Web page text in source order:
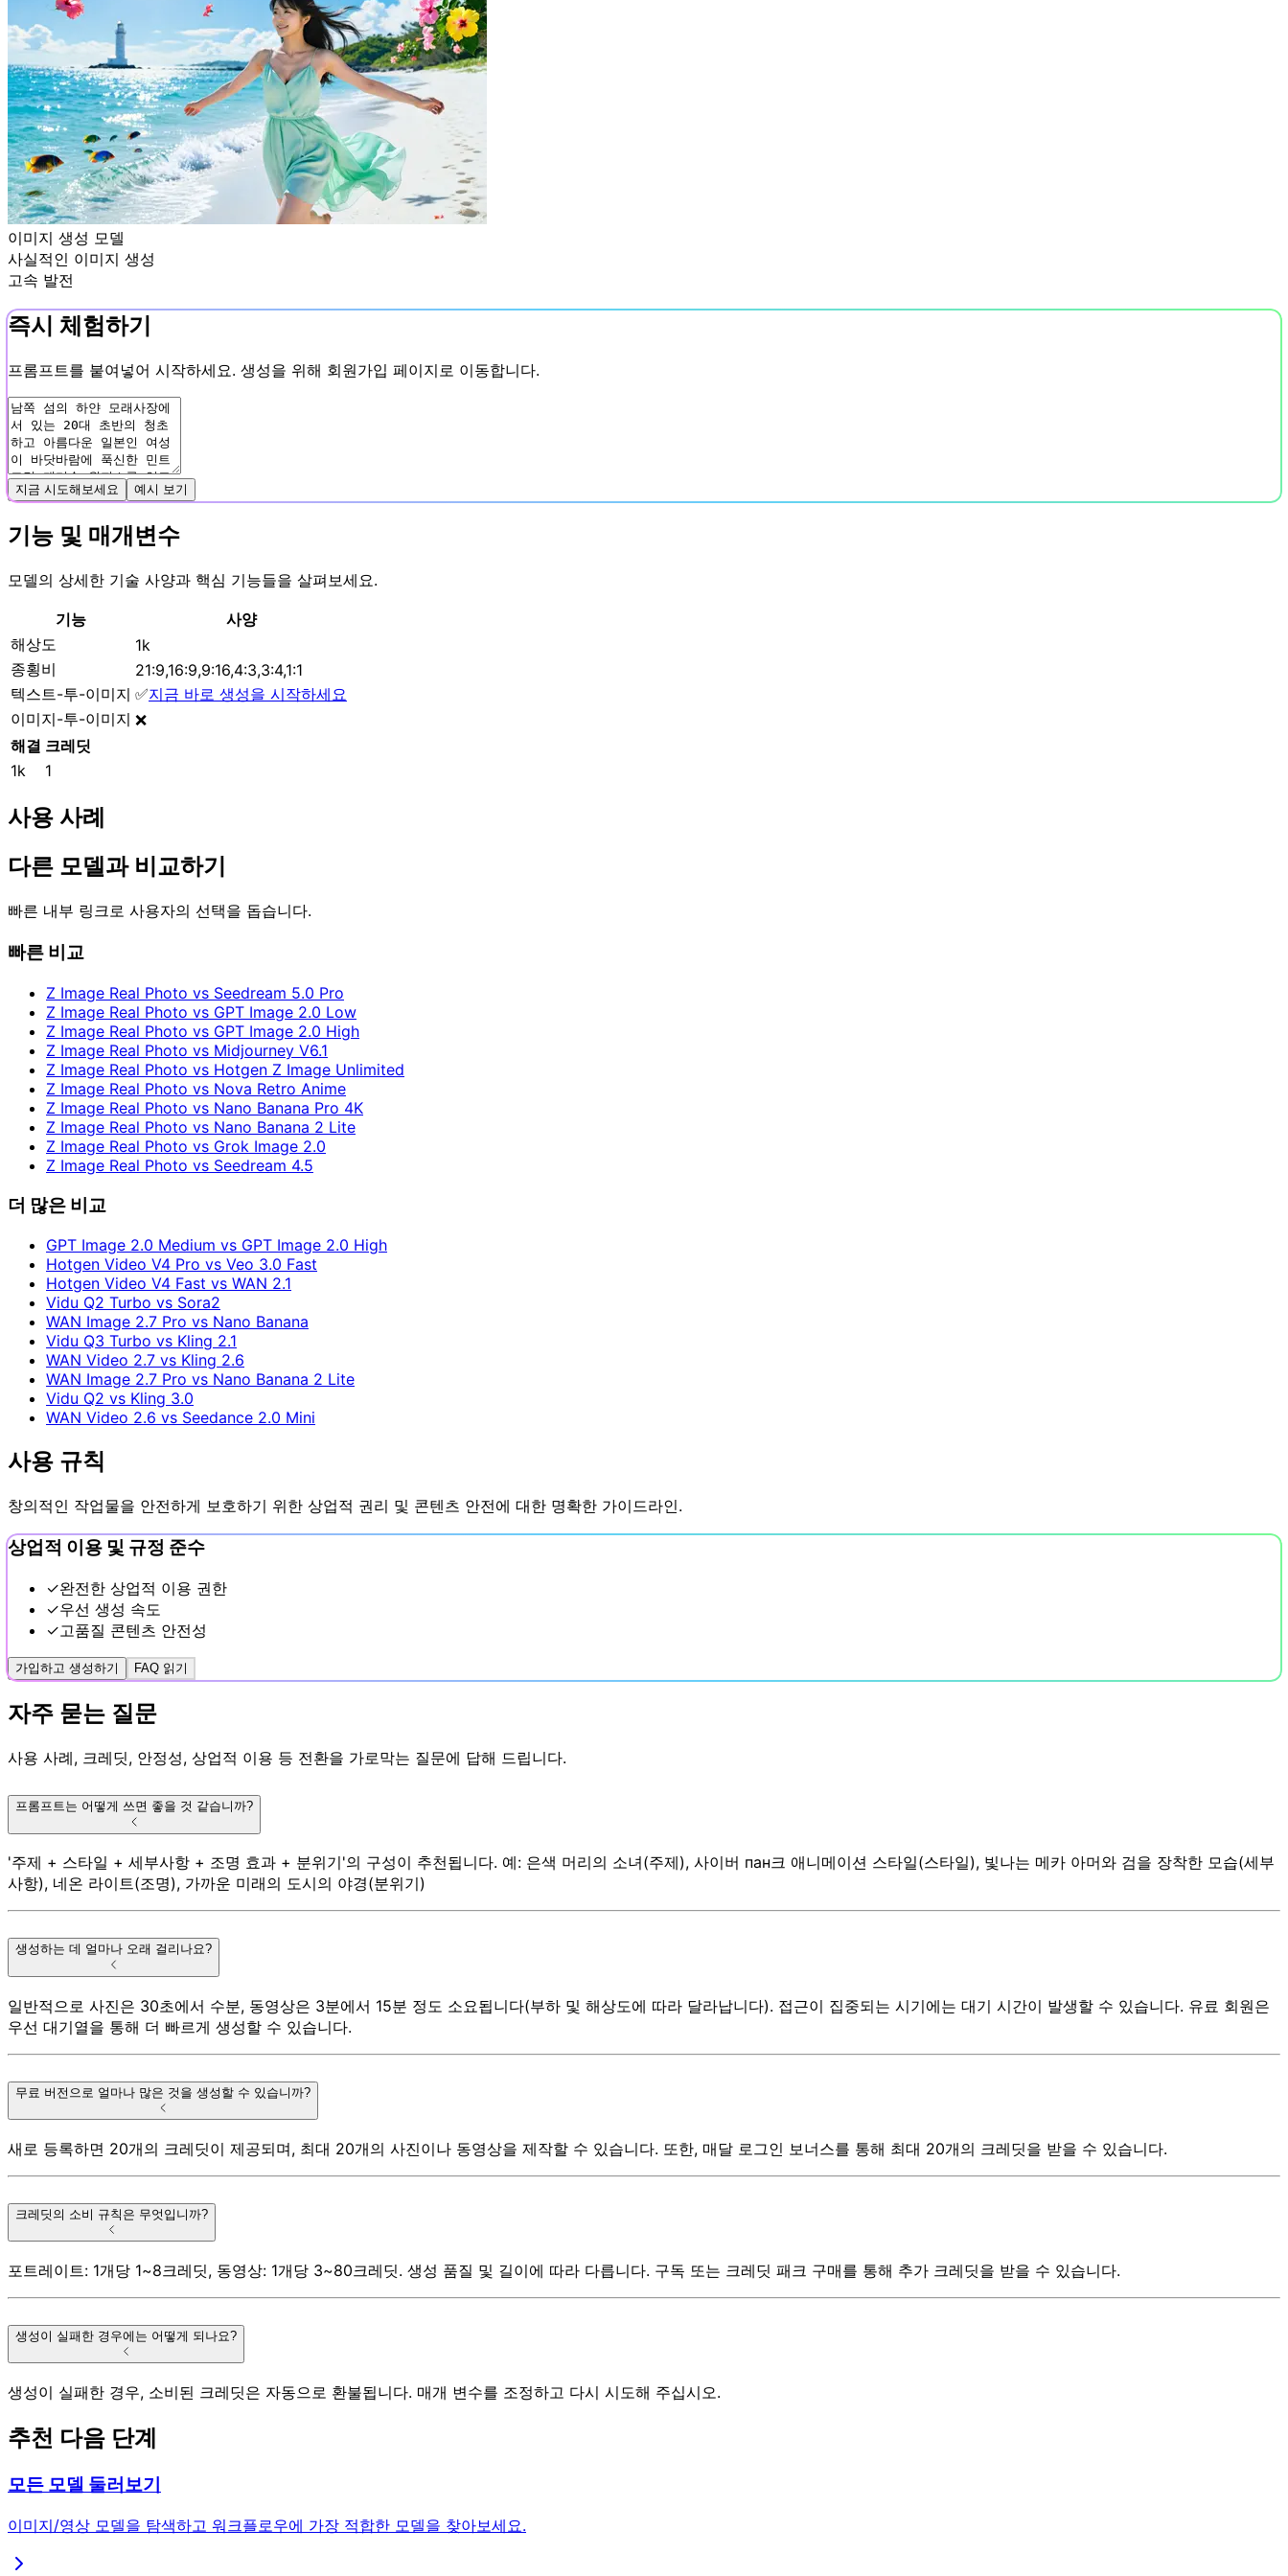
이미지 생성 모델
사실적인 이미지 생성
고속 발전
즉시 체험하기
프롬프트를 붙여넣어 시작하세요. 생성을 위해 회원가입 페이지로 이동합니다.
지금 시도해보세요 예시 보기
기능 및 매개변수
모델의 상세한 기술 사양과 핵심 기능들을 살펴보세요.
기능
사양
해상도
1k
종횡비
21:9,16:9,9:16,4:3,3:4,1:1
텍스트-투-이미지 ✅지금 바로 생성을 시작하세요
이미지-투-이미지 ❌
해결 크레딧
1k
1
사용 사례
다른 모델과 비교하기
빠른 내부 링크로 사용자의 선택을 돕습니다.
빠른 비교
Z Image Real Photo vs Seedream 5.0 Pro
Z Image Real Photo vs GPT Image 2.0 Low
Z Image Real Photo vs GPT Image 2.0 High
Z Image Real Photo vs Midjourney V6.1
Z Image Real Photo vs Hotgen Z Image Unlimited
Z Image Real Photo vs Nova Retro Anime
Z Image Real Photo vs Nano Banana Pro 4K
Z Image Real Photo vs Nano Banana 2 Lite
Z Image Real Photo vs Grok Image 2.0
Z Image Real Photo vs Seedream 4.5
더 많은 비교
GPT Image 2.0 Medium vs GPT Image 2.0 High
Hotgen Video V4 Pro vs Veo 3.0 Fast
Hotgen Video V4 Fast vs WAN 2.1
Vidu Q2 Turbo vs Sora2
WAN Image 2.7 Pro vs Nano Banana
Vidu Q3 Turbo vs Kling 2.1
WAN Video 2.7 vs Kling 2.6
WAN Image 2.7 Pro vs Nano Banana 2 Lite
Vidu Q2 vs Kling 3.0
WAN Video 2.6 vs Seedance 2.0 Mini
사용 규칙
창의적인 작업물을 안전하게 보호하기 위한 상업적 권리 및 콘텐츠 안전에 대한 명확한 가이드라인.
상업적 이용 및 규정 준수
✓완전한 상업적 이용 권한
✓우선 생성 속도
✓고품질 콘텐츠 안전성
가입하고 생성하기 FAQ 읽기
자주 묻는 질문
사용 사례, 크레딧, 안정성, 상업적 이용 등 전환을 가로막는 질문에 답해 드립니다.
프롬프트는 어떻게 쓰면 좋을 것 같습니까?
'주제 + 스타일 + 세부사항 + 조명 효과 + 분위기'의 구성이 추천됩니다. 예: 은색 머리의 소녀(주제), 사이버 пан크 애니메이션 스타일(스타일), 빛나는 메카 아머와 검을 장착한 모습(세부
사항), 네온 라이트(조명), 가까운 미래의 도시의 야경(분위기)
생성하는 데 얼마나 오래 걸리나요?
일반적으로 사진은 30초에서 수분, 동영상은 3분에서 15분 정도 소요됩니다(부하 및 해상도에 따라 달라납니다). 접근이 집중되는 시기에는 대기 시간이 발생할 수 있습니다. 유료 회원은
우선 대기열을 통해 더 빠르게 생성할 수 있습니다.
무료 버전으로 얼마나 많은 것을 생성할 수 있습니까?
새로 등록하면 20개의 크레딧이 제공되며, 최대 20개의 사진이나 동영상을 제작할 수 있습니다. 또한, 매달 로그인 보너스를 통해 최대 20개의 크레딧을 받을 수 있습니다.
크레딧의 소비 규칙은 무엇입니까?
포트레이트: 1개당 1~8크레딧, 동영상: 1개당 3~80크레딧. 생성 품질 및 길이에 따라 다릅니다. 구독 또는 크레딧 패크 구매를 통해 추가 크레딧을 받을 수 있습니다.
생성이 실패한 경우에는 어떻게 되나요?
생성이 실패한 경우, 소비된 크레딧은 자동으로 환불됩니다. 매개 변수를 조정하고 다시 시도해 주십시오.
추천 다음 단계
모든 모델 둘러보기
이미지/영상 모델을 탐색하고 워크플로우에 가장 적합한 모델을 찾아보세요.